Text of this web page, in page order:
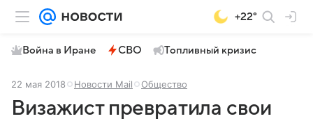
+22°
Война в Иране СВО Топливный кризис
22 мая 2018 Новости Mail Общество
Визажист превратила свои